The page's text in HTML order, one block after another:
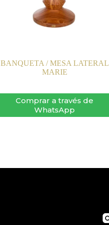
BANQUETA / MESA LATERAL
MARIE
Comprar a través de
WhatsApp